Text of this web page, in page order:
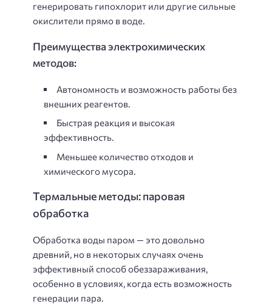
генерировать гипохлорит или другие сильные
окислители прямо в воде.
Преимущества электрохимических
методов:
Автономность и возможность работы без
внешних реагентов.
Быстрая реакция и высокая
эффективность.
Меньшее количество отходов и
химического мусора.
Термальные методы: паровая
обработка
Обработка воды паром — это довольно
древний, но в некоторых случаях очень
эффективный способ обеззараживания,
особенно в условиях, когда есть возможность
генерации пара.